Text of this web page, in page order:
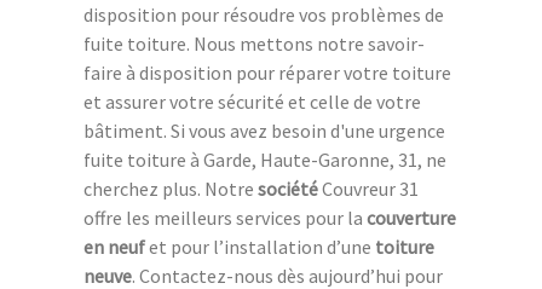
disposition pour résoudre vos problèmes de
fuite toiture. Nous mettons notre savoir-
faire à disposition pour réparer votre toiture
et assurer votre sécurité et celle de votre
bâtiment. Si vous avez besoin d'une urgence
fuite toiture à Garde, Haute-Garonne, 31, ne
cherchez plus. Notre sociétéCouvreur 31
offre les meilleurs services pour la couverture
en neufet pour l’installation d’une toiture
neuve. Contactez-nous dès aujourd’hui pour